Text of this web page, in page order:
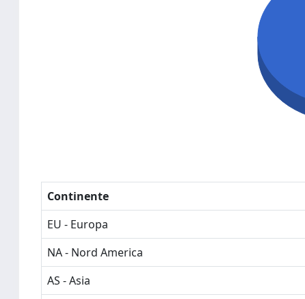
Continente
EU - Europa
NA - Nord America
AS - Asia